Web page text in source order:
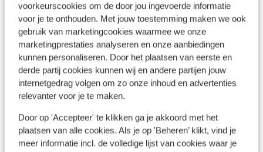
voorkeurscookies om de door jou ingevoerde informatie
voor je te onthouden. Met jouw toestemming maken we ook
gebruik van marketingcookies waarmee we onze
marketingprestaties analyseren en onze aanbiedingen
kunnen personaliseren. Door het plaatsen van eerste en
derde partij cookies kunnen wij en andere partijen jouw
internetgedrag volgen om zo onze inhoud en advertenties
relevanter voor je te maken.
Door op 'Accepteer' te klikken ga je akkoord met het
plaatsen van alle cookies. Als je op 'Beheren’ klikt, vind je
meer informatie incl. de volledige lijst van cookies waar je
Ook interessant voor jou